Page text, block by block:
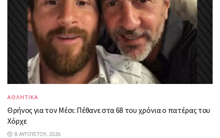
ΑΘΛΗΤΙΚΑ
Θρήνος για τον Μέσι: Πέθανε στα 68 του χρόνια ο πατέρας του
Χόρχε
8 ΑΥΓΟΎΣΤΟΥ, 2026